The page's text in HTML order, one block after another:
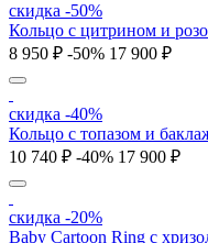
скидка -50%
Кольцо с цитрином и
8 950 ₽ -50% 17 900 ₽
скидка -40%
Кольцо с топазом и
10 740 ₽ -40% 17 900 ₽
скидка -20%
Baby Cartoon Ring с